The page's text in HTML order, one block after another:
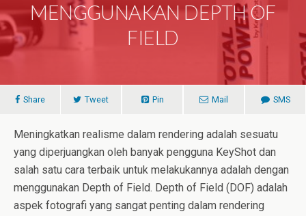
MENGGUNAKAN DEPTH OF
FIELD
Share Tweet Pin Mail SMS
Meningkatkan realisme dalam rendering adalah sesuatu
yang diperjuangkan oleh banyak pengguna KeyShot dan
salah satu cara terbaik untuk melakukannya adalah dengan
menggunakan Depth of Field. Depth of Field (DOF) adalah
aspek fotografi yang sangat penting dalam rendering